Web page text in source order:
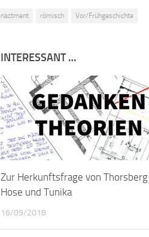
römisch Vor/Frühgeschichte
…
Zur Herkunftsfrage von Thorsberg
Hose und Tunika
16/09/2018